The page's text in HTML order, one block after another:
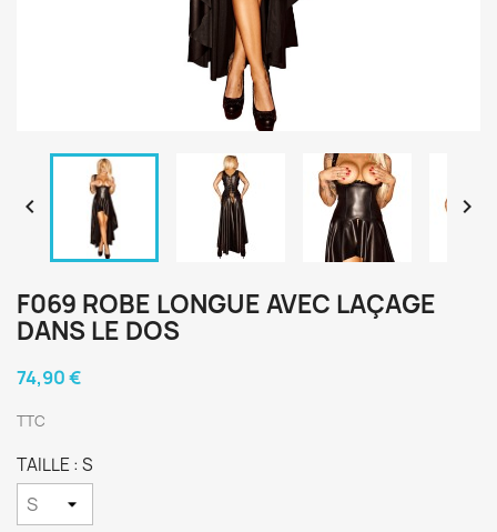
 
F069 ROBE LONGUE AVEC LAÇAGE
DANS LE DOS
74,90 €
TTC
TAILLE : S